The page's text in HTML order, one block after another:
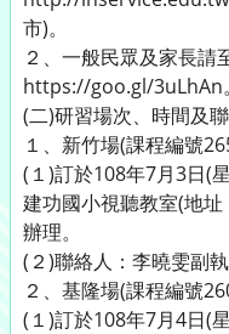
市)。
２、一般民眾及家長請
https://goo.gl/3uLhAn。
(二)研習場次、時間及
１、新竹場(課程編號
(１)訂於108年7月3日(
建功國小視聽教室(地
辦理。
(２)聯絡人：李曉雯副
２、基隆場(課程編號
(１)訂於108年7月4日(